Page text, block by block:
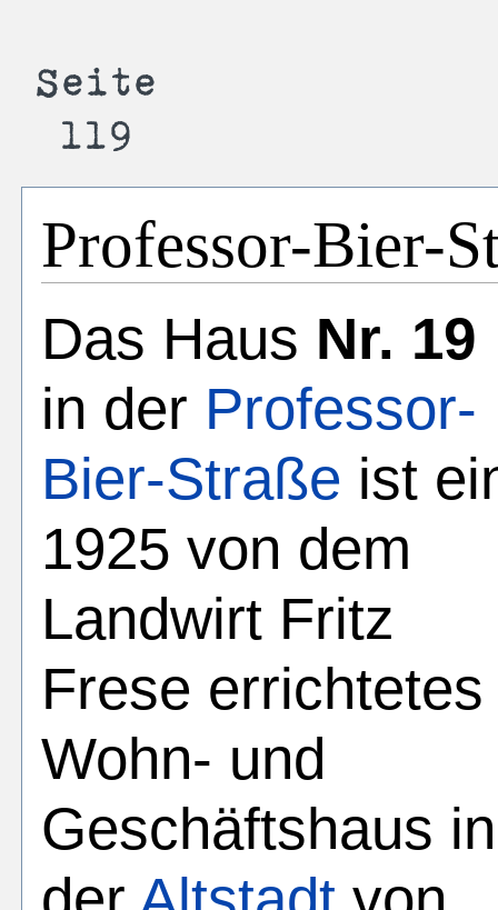
Professor-Bier-
Das Haus Nr. 19
in der Professor-
Bier-Straße ist
1925 von dem
Landwirt Fritz
Frese errichtetes
Wohn- und
Geschäftshaus in